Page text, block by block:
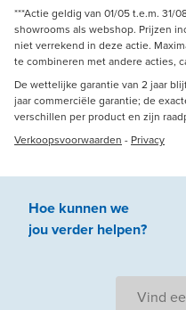
***Actie geldig van 01/05 t.e.m. 31/
showrooms als webshop. Prijzen
niet verrekend in deze actie.
te combineren met andere acties,
De wettelijke garantie van 2 jaar
jaar commerciële garantie; de
verschillen per product en zijn
Verkoopsvoorwaarden - Privacy
Hoe kunnen we
jouverder helpen?
Vind